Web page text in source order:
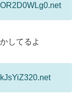
してるよ